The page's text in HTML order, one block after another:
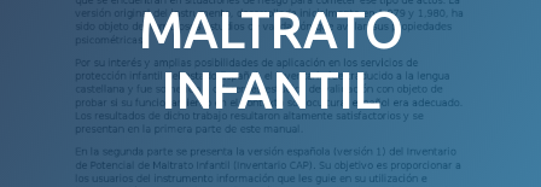
MALTRATO
INFANTIL